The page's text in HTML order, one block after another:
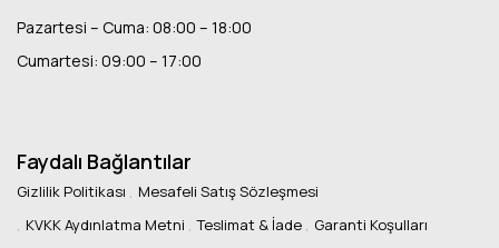
Pazartesi – Cuma: 08:00 – 18:00
Cumartesi: 09:00 – 17:00
Faydalı Bağlantılar
Gizlilik Politikası
Mesafeli Satış Sözleşmesi
KVKK Aydınlatma Metni
Teslimat & İade Garanti Koşulları